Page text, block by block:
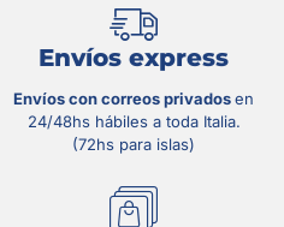
Envíos express
Envíos con correos privadosen
24/48hs hábiles a toda Italia.
(72hs para islas)